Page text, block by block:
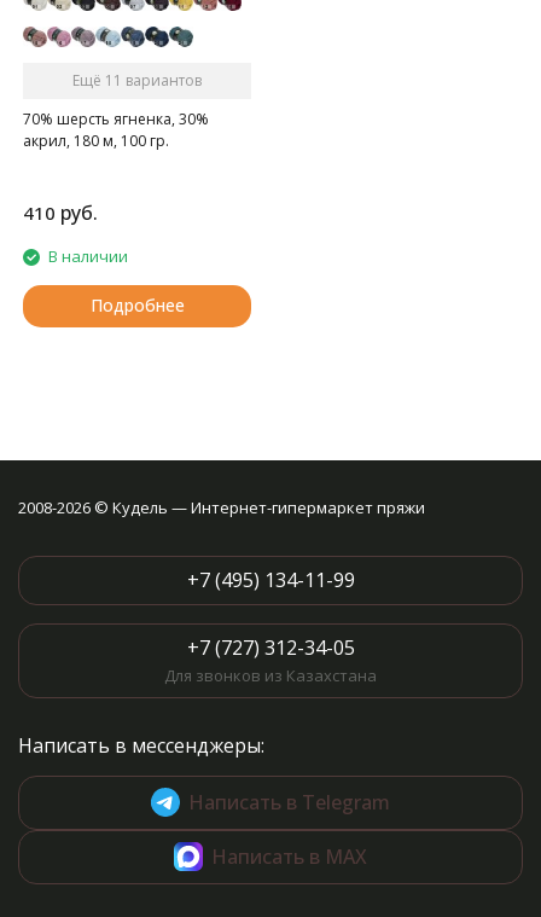
Ещё 11 вариантов
70% шерсть ягненка, 30%
акрил, 180 м, 100 гр.
410 руб.
В наличии
Подробнее
2008-2026 © Кудель — Интернет-гипермаркет пряжи
+7 (495) 134-11-99
+7 (727) 312-34-05
Для звонков из Казахстана
Написать в мессенджеры:
Написать в Telegram
Написать в MAX